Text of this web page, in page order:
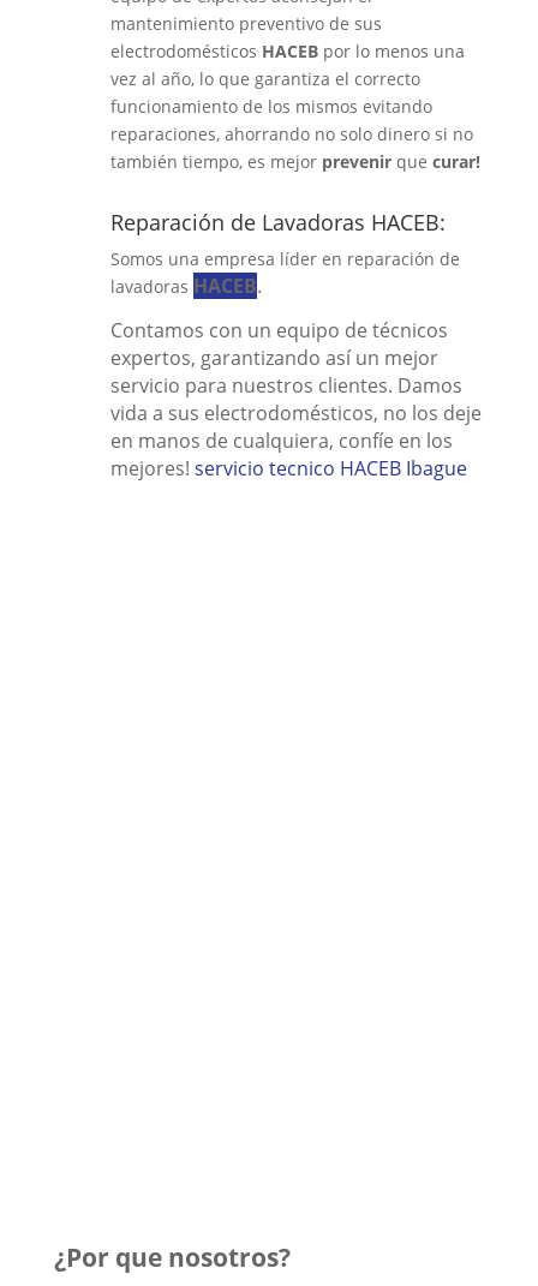
mantenimiento preventivo de sus
electrodomésticos HACEBpor lo menos una
vez al año, lo que garantiza el correcto
funcionamiento de los mismos evitando
reparaciones, ahorrando no solo dinero si no
también tiempo, es mejorprevenir que curar!
Reparación de Lavadoras HACEB:
Somos una empresa líder en reparación de
lavadoras HACEB.
Contamos con un equipo de técnicos
expertos, garantizando así un mejor
servicio para nuestros clientes. Damos
vida a sus electrodomésticos, no los deje
en manos de cualquiera, confíe en los
mejores! servicio tecnico HACEB Ibague
¿Por que nosotros?